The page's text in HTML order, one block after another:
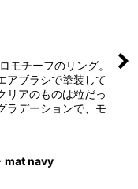
モチーフのリング。
アブラシで塗装して
リアのものは粒だっ
ラデーションで、モ
mat navy